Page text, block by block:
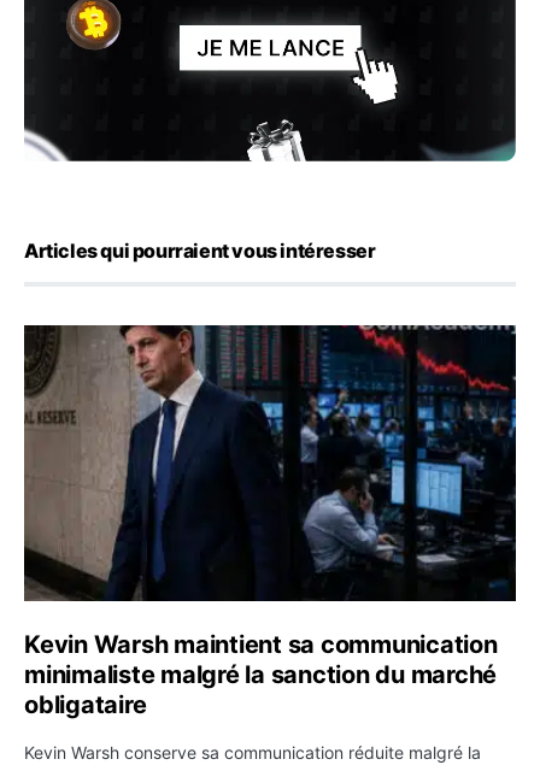
Articles qui pourraient vous intéresser
Kevin Warsh maintient sa communication minimaliste
Kevin Warsh maintient sa communication
minimaliste malgré la sanction du marché
obligataire
Kevin Warsh conserve sa communication réduite malgré la